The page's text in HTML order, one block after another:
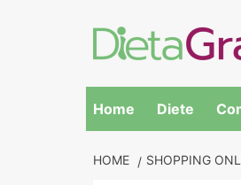
to
content
Home Diete
HOME SHOPPING